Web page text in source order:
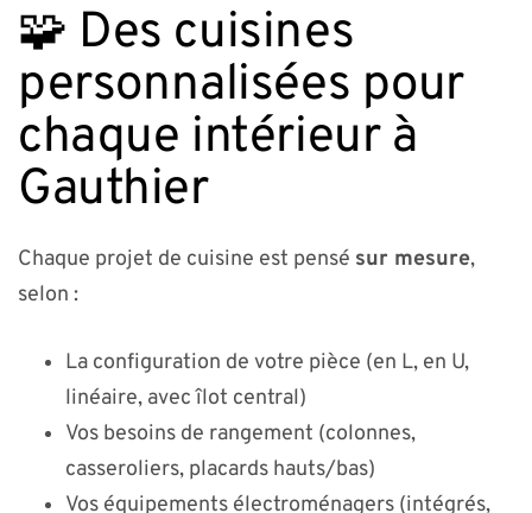
🧩 Des cuisines
personnalisées pour
chaque intérieur à
Gauthier
Chaque projet de cuisine est pensé sur mesure,
selon :
La configuration de votre pièce (en L, en U,
linéaire, avec îlot central)
Vos besoins de rangement (colonnes,
casseroliers, placards hauts/bas)
Vos équipements électroménagers (intégrés,